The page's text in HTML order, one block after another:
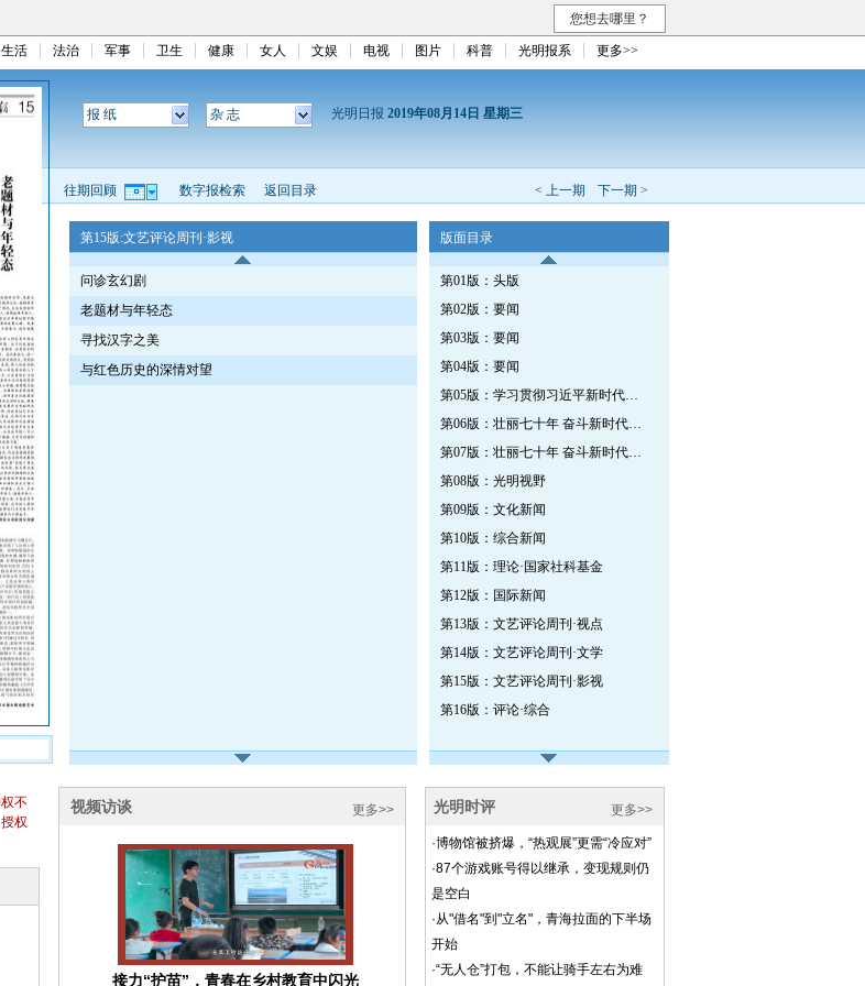
您想去哪里？
生活 法治 军事 卫生 健康 女人 文娱 电视 图片 科普 光明报系 更多>>
报 纸 杂 志 光明日报 2019年08月14日 星期三
< 上一期 下一期 >
往期回顾 数字报检索 返回目录
第15版:文艺评论周刊·影视
问诊玄幻剧
老题材与年轻态
寻找汉字之美
与红色历史的深情对望
版面目录
第01版：头版
第02版：要闻
第03版：要闻
第04版：要闻
第05版：学习贯彻习近平新时代中国特色社会主义思想特刊·第366期
第06版：壮丽七十年 奋斗新时代——共和国发展成就巡礼·新疆篇
第07版：壮丽七十年 奋斗新时代——共和国发展成就巡礼·新疆篇
第08版：光明视野
第09版：文化新闻
第10版：综合新闻
第11版：理论·国家社科基金
第12版：国际新闻
第13版：文艺评论周刊·视点
第14版：文艺评论周刊·文学
第15版：文艺评论周刊·影视
第16版：评论·综合